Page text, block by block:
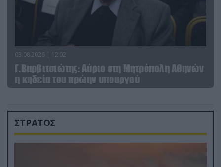
03.08.2026 | 12:02
Γ.Βαρβιτσιώτης: Aύριο στη Μητρόπολη Αθηνών
η κηδεία του πρώην υπουργού
ΣΤΡΑΤΟΣ